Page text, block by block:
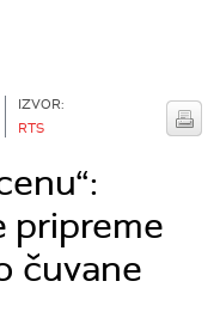
IZVOR:
RTS
pripreme
čuvane